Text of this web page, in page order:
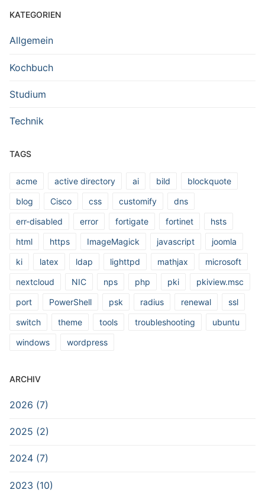
KATEGORIEN
Allgemein
Kochbuch
Studium
Technik
TAGS
acme active directory ai bild
blockquote
blog
Cisco css customify
dns
err-disabled
error fortigate fortinet
hsts
html
https ImageMagick javascript
joomla
ki
latex ldap lighttpd mathjax
microsoft
nextcloud
NIC nps php pki
pkiview.msc
port
PowerShell psk radius renewal
ssl
switch
theme tools troubleshooting
ubuntu
windows
wordpress
ARCHIV
2026 (7)
2025 (2)
2024 (7)
2023 (10)